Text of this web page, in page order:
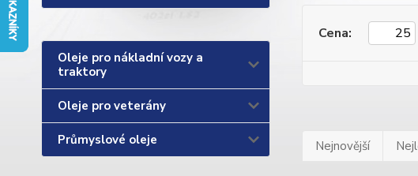
Oleje pro nákladní vozy a
traktory
Oleje pro veterány
Průmyslové oleje
Cena:
Nejnovější